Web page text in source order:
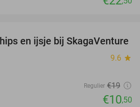
45%
en ijsje bij SkagaVenture
9.6 star
Regulier €19
€10,50